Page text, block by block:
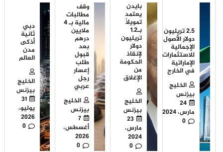
2.5 تريليون
دولار الأصول
الإجمالية
للاستثمارات
الإماراتية
في الخارج
الخليج
بيزنس
24
مارس، 2024
0
بايدن
يعتمد
تمويلاً
بـ1.2
تريليون
دولار
لإنقاذ
الحكومة
من
الإغلاق
الخليج
بيزنس
23
مارس،
2024
0
وقف
مطالبات
مالية بـ 4
ملايين
درهم
بعد
قبول
طلب
إعسار
رجل
عربي
الخليج
بيزنس
7
أغسطس،
2026
0
دبي
ثانية
أذكى
مدن
العالم
الخليج
بيزنس
31
يوليو،
2026
0